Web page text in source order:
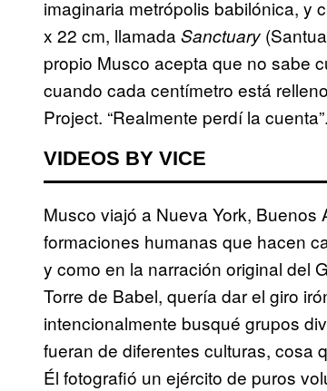
imaginaria metrópolis babilónica, y
x 22 cm, llamada Sanctuary
propio Musco acepta que no sabe
cuando cada centímetro está
Project. “Realmente perdí la cuenta”.
VIDEOS BY VICE
Musco viajó a Nueva York,
formaciones humanas que hacen
y como en la narración original del
Torre de Babel, quería dar el giro
intencionalmente busqué grupos
fueran de diferentes culturas, cosa
Él fotografió un ejército de puros